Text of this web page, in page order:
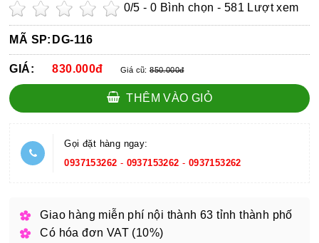
0/5 -0 Bình chọn - 581 Lượt xem
MÃ SP: DG-116
GIÁ: 830.000đ Giá cũ:850.000đ
THÊM VÀO GIỎ
Gọi đặt hàng ngay:
0937153262 - 0937153262 - 0937153262
Giao hàng miễn phí nội thành 63 tỉnh thành phố
Có hóa đơn VAT (10%)